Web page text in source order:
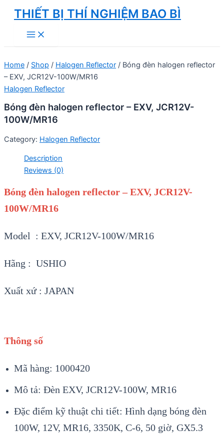
Skip
content
THIẾT BỊ THÍ NGHIỆM BAO BÌ
Main
Menu
Home / Shop / Halogen Reflector / Bóng đèn halogen reflector
– EXV, JCR12V-100W/MR16
Halogen Reflector
Bóng đèn halogen reflector – EXV, JCR12V-
100W/MR16
Category: Halogen Reflector
Description
Reviews (0)
Bóng đèn halogen reflector – EXV, JCR12V-
100W/MR16
Model : EXV, JCR12V-100W/MR16
Hãng : USHIO
Xuất xứ : JAPAN
Thông số
Mã hàng: 1000420
Mô tả: Đèn EXV, JCR12V-100W, MR16
Đặc điểm kỹ thuật chi tiết: Hình dạng bóng đèn
100W, 12V, MR16, 3350K, C-6, 50 giờ, GX5.3